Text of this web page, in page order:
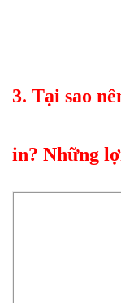
3. Tại sao
in? Những